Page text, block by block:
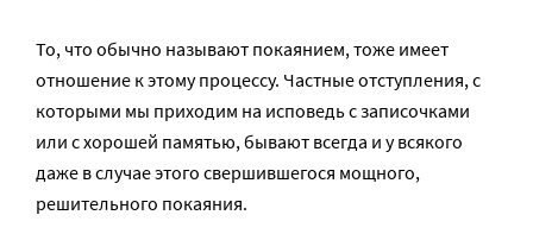
То, что обычно называют покаянием, тоже имеет
отношение к этому процессу. Частные отступления, с
которыми мы приходим на исповедь с записочками
или с хорошей памятью, бывают всегда и у всякого
даже в случае этого свершившегося мощного,
решительного покаяния.